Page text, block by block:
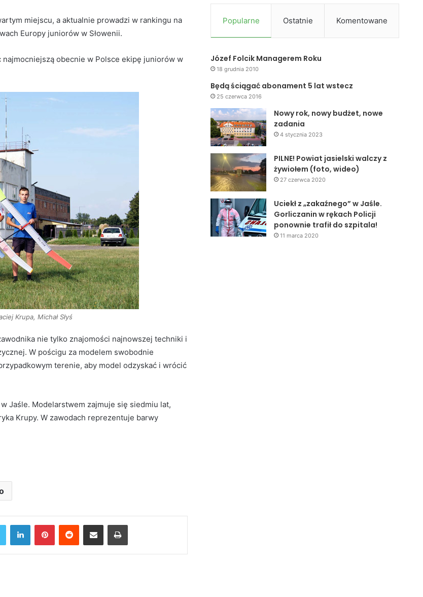
miejscu, a aktualnie prowadzi w rankingu na
Europy juniorów w Słowenii.
obecnie w Polsce ekipę juniorów w
Krupa, Michał Słyś
nie tylko znajomości najnowszej techniki i
W pościgu za modelem swobodnie
terenie, aby model odzyskać i wrócić
Jaśle. Modelarstwem zajmuje się siedmiu lat,
Krupy. W zawodach reprezentuje barwy
LinkedIn
Popularne Ostatnie Komentowane
Józef Folcik Managerem Roku
18 grudnia 2010
Będą ściągać abonament 5 lat wstecz
25 czerwca 2016
Nowy rok, nowy budżet, nowe
zadania
4 stycznia 2023
PILNE! Powiat jasielski walczy z
żywiołem (foto, wideo)
27 czerwca 2020
Uciekł z „zakaźnego” w Jaśle.
Gorliczanin w rękach Policji
ponownie trafił do szpitala!
11 marca 2020